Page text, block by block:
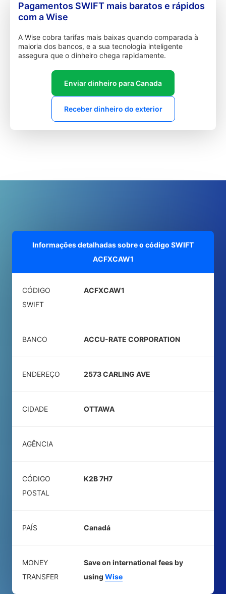
Pagamentos SWIFT mais baratos e rápidos
com a Wise
A Wise cobra tarifas mais baixas quando comparada à
maioria dos bancos, e a sua tecnologia inteligente
assegura que o dinheiro chega rapidamente.
Enviar dinheiro para Canada
Receber dinheiro do exterior
Informações detalhadas sobre o código SWIFT
ACFXCAW1
CÓDIGO
SWIFT
ACFXCAW1
BANCO ACCU-RATE CORPORATION
ENDEREÇO 2573 CARLING AVE
CIDADE OTTAWA
AGÊNCIA
CÓDIGO
POSTAL
K2B 7H7
PAÍS Canadá
MONEY
TRANSFER
Save on international fees by
using Wise